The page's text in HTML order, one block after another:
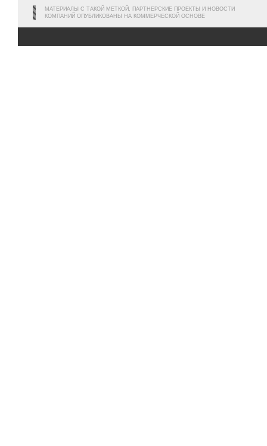
МАТЕРИАЛЫ С ТАКОЙ МЕТКОЙ, ПАРТНЕРСКИЕ ПРОЕКТЫ И НОВОСТИ
КОМПАНИЙ ОПУБЛИКОВАНЫ НА КОММЕРЧЕСКОЙ ОСНОВЕ